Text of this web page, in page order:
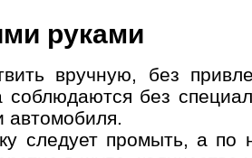
руками
вручную, без
соблюдаются без
автомобиля.
следует промыть, а